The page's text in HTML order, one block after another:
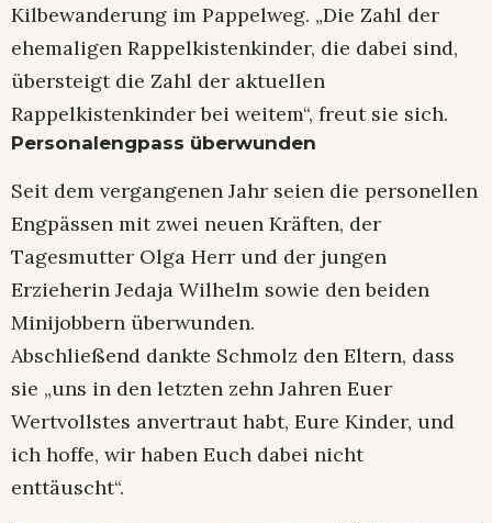
Kilbewanderung im Pappelweg. „Die Zahl der
ehemaligen Rappelkistenkinder, die dabei sind,
übersteigt die Zahl der aktuellen
Rappelkistenkinder bei weitem“, freut sie sich.
Personalengpass überwunden
Seit dem vergangenen Jahr seien die personellen
Engpässen mit zwei neuen Kräften, der
Tagesmutter Olga Herr und der jungen
Erzieherin Jedaja Wilhelm sowie den beiden
Minijobbern überwunden.
Abschließend dankte Schmolz den Eltern, dass
sie „uns in den letzten zehn Jahren Euer
Wertvollstes anvertraut habt, Eure Kinder, und
ich hoffe, wir haben Euch dabei nicht
enttäuscht“.